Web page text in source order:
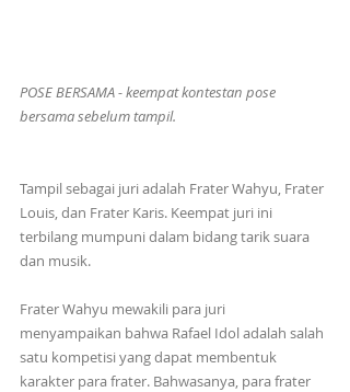
POSE BERSAMA - keempat kontestan pose
bersama sebelum tampil.
Tampil sebagai juri adalah Frater Wahyu, Frater
Louis, dan Frater Karis. Keempat juri ini
terbilang mumpuni dalam bidang tarik suara
dan musik.
Frater Wahyu mewakili para juri
menyampaikan bahwa Rafael Idol adalah salah
satu kompetisi yang dapat membentuk
karakter para frater. Bahwasanya, para frater